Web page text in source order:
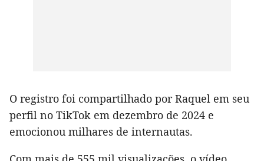
O registro foi compartilhado por Raquel em seu
perfil no TikTok em dezembro de 2024 e
emocionou milhares de internautas.